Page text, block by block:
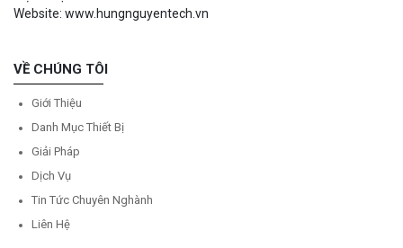
Website: www.hungnguyentech.vn
VỀ CHÚNG TÔI
Giới Thiệu
Danh Mục Thiết Bị
Giải Pháp
Dịch Vụ
Tin Tức Chuyên Nghành
Liên Hệ